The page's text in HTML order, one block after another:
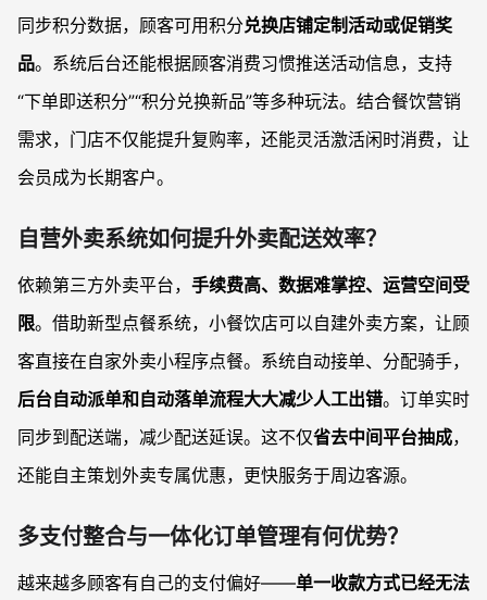
同步积分数据，顾客可用积分兑换店铺定制活动或促销奖
品。系统后台还能根据顾客消费习惯推送活动信息，支持
“下单即送积分”“积分兑换新品”等多种玩法。结合餐饮营销
需求，门店不仅能提升复购率，还能灵活激活闲时消费，让
会员成为长期客户。
自营外卖系统如何提升外卖配送效率？
依赖第三方外卖平台， 手续费高、数据难掌控、运营空间受
限。借助新型点餐系统，小餐饮店可以自建外卖方案，让顾
客直接在自家外卖小程序点餐。系统自动接单、分配骑手，
后台自动派单和自动落单流程大大减少人工出错。订单实时
同步到配送端，减少配送延误。这不仅省去中间平台抽成，
还能自主策划外卖专属优惠，更快服务于周边客源。
多支付整合与一体化订单管理有何优势？
越来越多顾客有自己的支付偏好——单一收款方式已经无法